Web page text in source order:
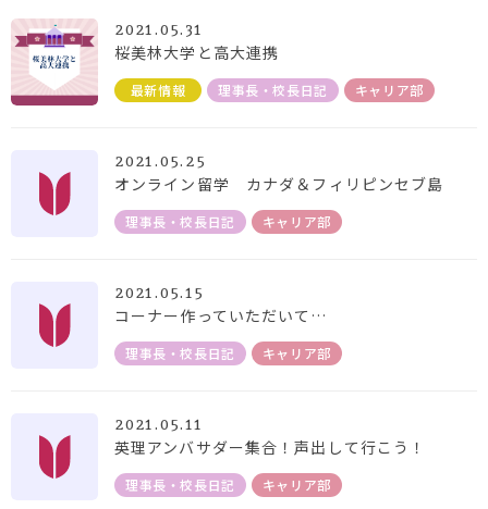
2021.05.31
桜美林大学と高大連携
最新情報 理事長・校長日記 キャリア部
2021.05.25
オンライン留学 カナダ＆フィリピンセブ島
理事長・校長日記 キャリア部
2021.05.15
コーナー作っていただいて…
理事長・校長日記 キャリア部
2021.05.11
英理アンバサダー集合！声出して行こう！
理事長・校長日記 キャリア部